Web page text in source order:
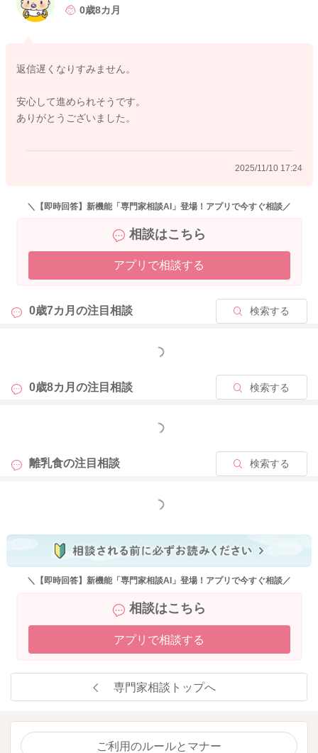
⇒小麦・乳製品・大豆どれもすでに数回問題なく食べられてい
るのであれば、アレルギーの心配は低くなっていますので、新
とを防ぐため、1日に『まったく初めての食材』は1回1種類まで
どうぞよろしくお願いいたします。
0歳8カ月
返信遅くなりすみません。
安心して進められそうです。
ありがとうございました。
2025/11/10 17:24
＼【即時回答】新機能「専門家相談AI」登場！アプリで今すぐ相談／
相談はこちら
アプリで相談する
0歳7カ月の注目相談 検索する
もっと見る
0歳8カ月の注目相談 検索する
もっと見る
離乳食の注目相談 検索する
もっと見る
＼【即時回答】新機能「専門家相談AI」登場！アプリで今すぐ相談／
相談はこちら
アプリで相談する
専門家相談トップへ
ご利用のルールとマナー